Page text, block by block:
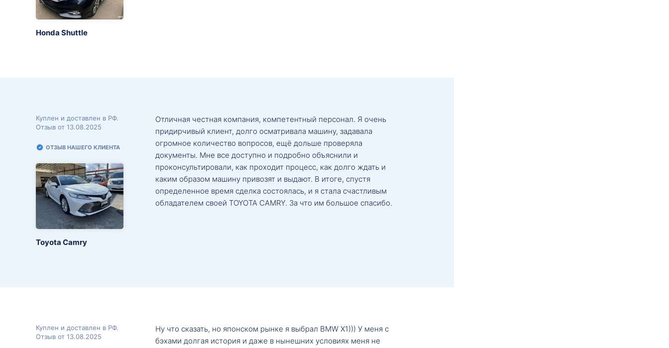
Honda Shuttle
Куплен и доставлен в РФ.
Отзыв от 13.08.2025
ОТЗЫВ НАШЕГО КЛИЕНТА
Toyota Camry
Отличная честная компания, компетентный персонал. Я очень
придирчивый клиент, долго осматривала машину, задавала
огромное количество вопросов, ещё дольше проверяла
документы. Мне все доступно и подробно объяснили и
проконсультировали, как проходит процесс, как долго ждать и
каким образом машину привозят и выдают. В итоге, спустя
определенное время сделка состоялась, и я стала счастливым
обладателем своей TOYOTA CAMRY. За что им большое спасибо.
Куплен и доставлен в РФ.
Отзыв от 13.08.2025
Ну что сказать, но японском рынке я выбрал BMW X1))) У меня с
бэхами долгая история и даже в нынешних условиях меня не